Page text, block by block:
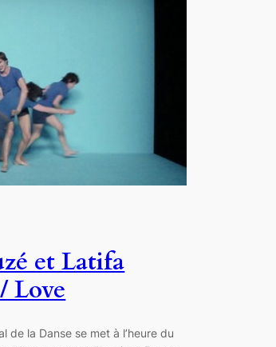
et Latifa
Love
de la Danse se met à l’heure du